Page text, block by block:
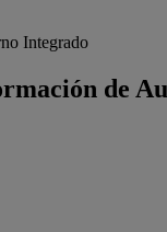
Integrado
de